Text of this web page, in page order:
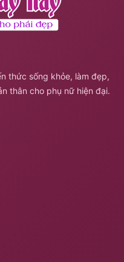
thức sống khỏe, làm đẹp,
thân cho phụ nữ hiện đại.